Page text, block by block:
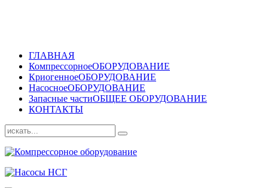
ГЛАВНАЯ
КомпрессорноеОБОРУДОВАНИЕ
КриогенноеОБОРУДОВАНИЕ
НасосноеОБОРУДОВАНИЕ
Запасные частиОБЩЕЕ ОБОРУДОВАНИЕ
КОНТАКТЫ